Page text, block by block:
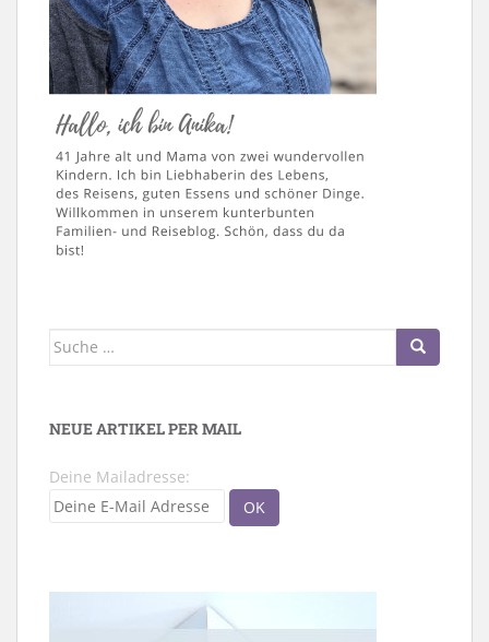
Suche
NEUE ARTIKEL PER MAIL
Deine Mailadresse: